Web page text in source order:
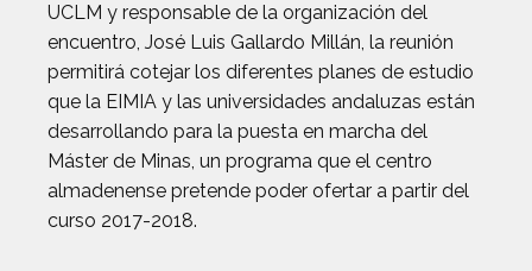
UCLM y responsable de la organización del
encuentro, José Luis Gallardo Millán, la reunión
permitirá cotejar los diferentes planes de estudio
que la EIMIA y las universidades andaluzas están
desarrollando para la puesta en marcha del
Máster de Minas, un programa que el centro
almadenense pretende poder ofertar a partir del
curso 2017-2018.